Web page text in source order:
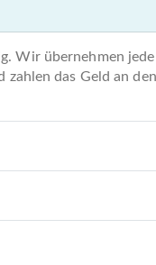
Wir übernehmen
das Geld an